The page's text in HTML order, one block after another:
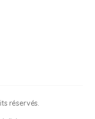
réservés.